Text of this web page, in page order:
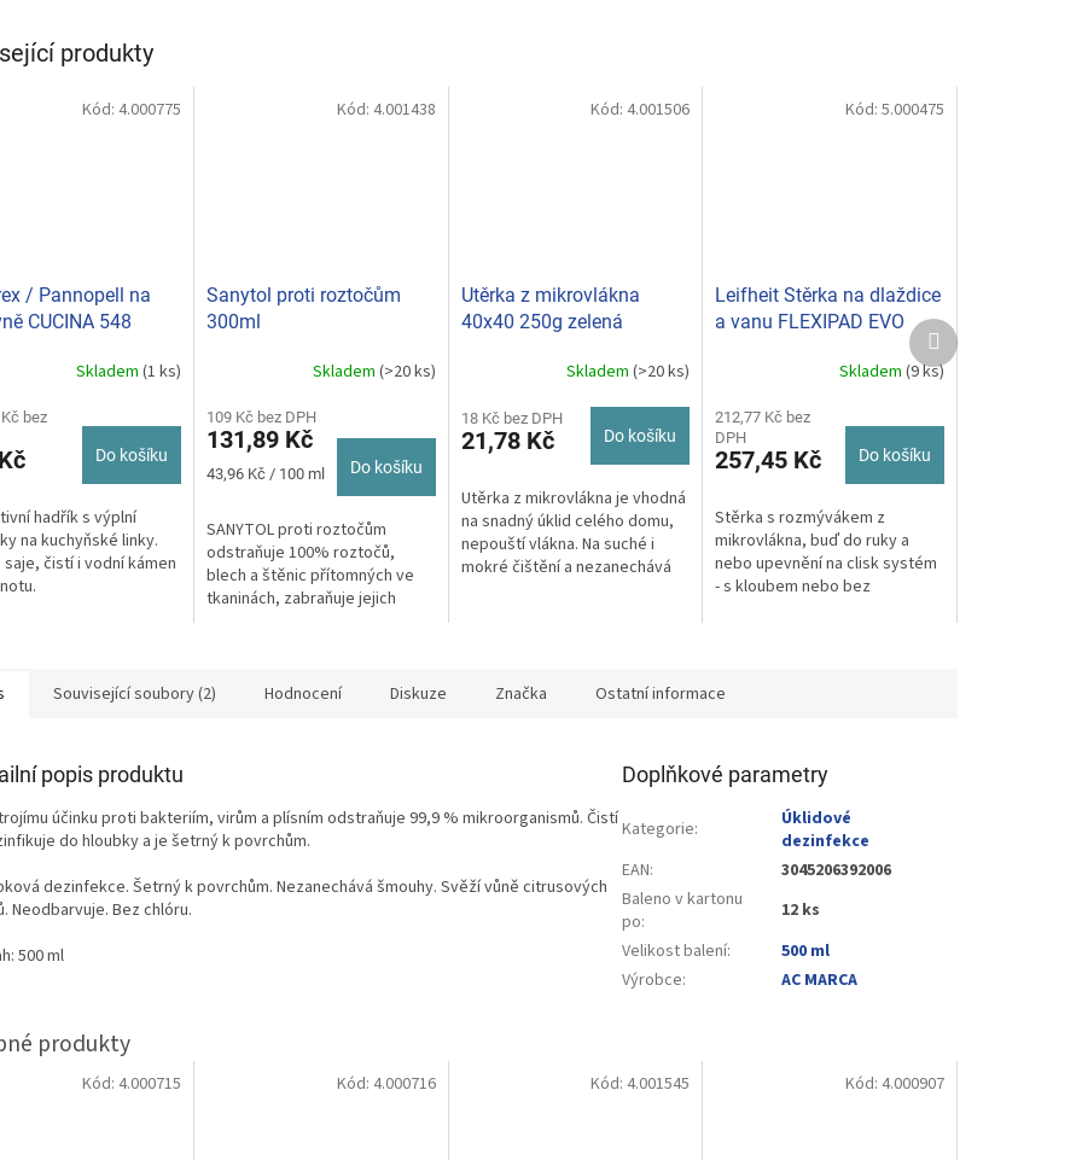
produkty
/ Pannopell na
CUCINA 548
Skladem (1 ks)
bez
Do košíku
hadřík s výplní
na kuchyňské linky.
čistí i vodní kámen
Kód: 4.000775
Sanytol proti roztočům
300ml
Skladem (>20 ks)
109 Kč bez DPH
131,89 Kč
Měrná
43,96 Kč / 100 ml Do košíku
SANYTOL proti roztočům
odstraňuje 100% roztočů,
blech a štěnic přítomných ve
tkaninách, zabraňuje jejich
Kód: 4.001438
Utěrka z mikrovlákna
40x40 250g zelená
Skladem(>20 ks)
18 Kč bez DPH
21,78 Kč Do košíku
Utěrka z mikrovlákna je vhodná
na snadný úklid celého domu,
nepouští vlákna. Na suché i
mokré čištění a nezanechává
Kód: 4.001506
Leifheit Stěrka na dlaždice
a vanu FLEXIPAD EVO
produktu
je
5,0
5
hvězdiček.
Skladem(9 ks)
212,77 Kč bez
DPH
257,45 Kč Do košíku
Stěrka s rozmývákem z
mikrovlákna, buď do ruky a
nebo upevnění na clisk systém
- s kloubem nebo bez
Kód: 5.000475
Další
produkt
Související soubory (2) Hodnocení Diskuze Značka Ostatní informace
popis produktu
účinku proti bakteriím, virům a plísním odstraňuje 99,9 % mikroorganismů. Čistí
do hloubky a je šetrný k povrchům.
dezinfekce. Šetrný k povrchům. Nezanechává šmouhy. Svěží vůně citrusových
Neodbarvuje. Bez chlóru.
500 ml
Doplňkové parametry
Kategorie:
Úklidové
dezinfekce
EAN:
3045206392006
Baleno v kartonu
po:
12 ks
Velikost balení:
500 ml
Výrobce: AC MARCA
Kód: 4.000715 Kód: 4.000716 Kód: 4.001545 Kód: 4.000907